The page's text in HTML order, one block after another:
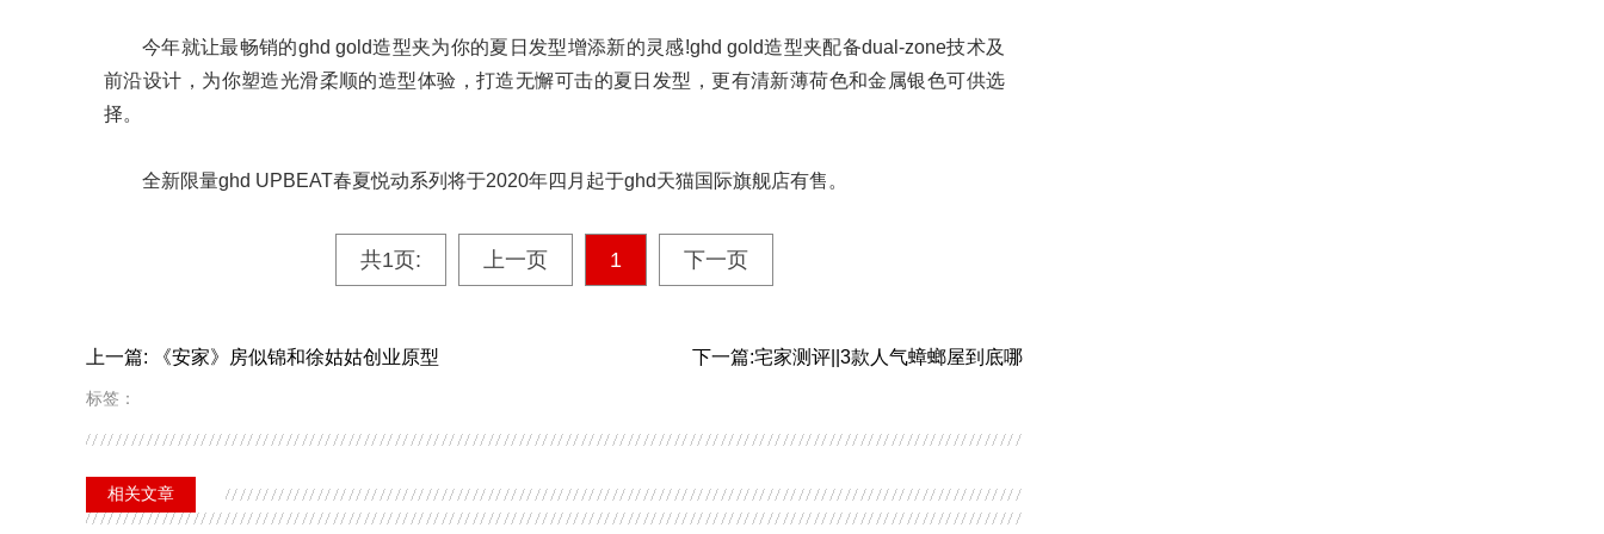
今年就让最畅销的ghd gold造型夹为你的夏日发型增添新的灵感!ghd gold造型夹配备dual-zone技术及
前沿设计，为你塑造光滑柔顺的造型体验，打造无懈可击的夏日发型，更有清新薄荷色和金属银色可供选
择。
全新限量ghd UPBEAT春夏悦动系列将于2020年四月起于ghd天猫国际旗舰店有售。
共1页: 上一页 1 下一页
上一篇: 《安家》房似锦和徐姑姑创业原型 下一篇:宅家测评||3款人气蟑螂屋到底哪
标签：
相关文章